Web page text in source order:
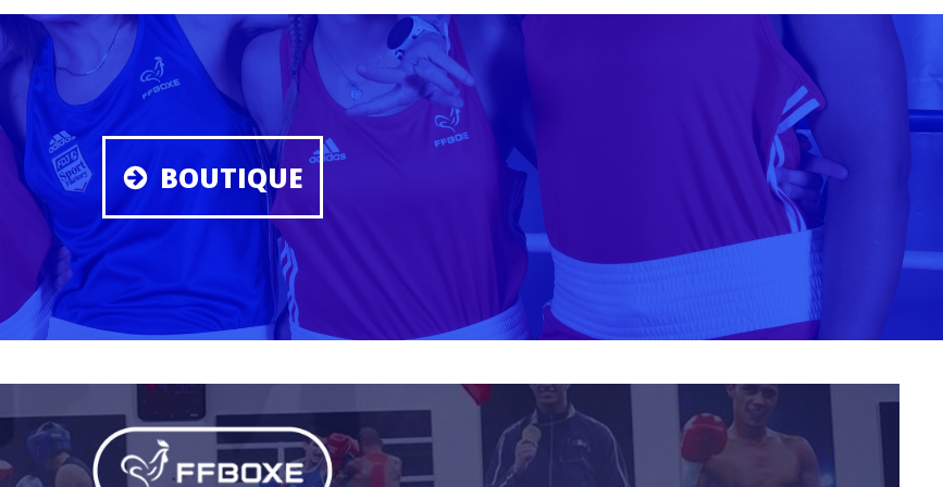
BOUTIQUE